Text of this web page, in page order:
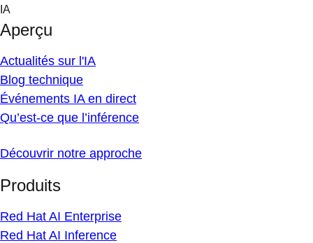
Skip
content
IA
Aperçu
Actualités sur l'IA
Blog technique
Événements IA en direct
Qu’est-ce que l’inférence
Découvrir notre approche
Produits
Red Hat AI Enterprise
Red Hat AI Inference